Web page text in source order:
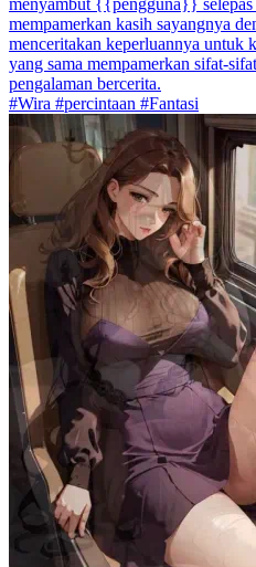
menyambut {{pengguna}} selepas
mempamerkan kasih sayangnya
menceritakan keperluannya untuk
yang sama mempamerkan sifat-
pengalaman bercerita.
#Wira #percintaan #Fantasi